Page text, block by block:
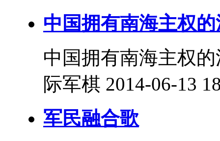
中国拥有南海主权
中国拥有南海主权
际军棋 2014-06-13
军民融合歌